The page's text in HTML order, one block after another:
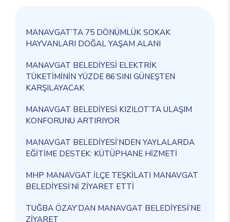
MANAVGAT’TA 75 DÖNÜMLÜK SOKAK
HAYVANLARI DOĞAL YAŞAM ALANI
MANAVGAT BELEDİYESİ ELEKTRİK
TÜKETİMİNİN YÜZDE 86’SINI GÜNEŞTEN
KARŞILAYACAK
MANAVGAT BELEDİYESİ KIZILOT’TA ULAŞIM
KONFORUNU ARTIRIYOR
MANAVGAT BELEDİYESİ’NDEN YAYLALARDA
EĞİTİME DESTEK: KÜTÜPHANE HİZMETİ
MHP MANAVGAT İLÇE TEŞKİLATI MANAVGAT
BELEDİYESİ’Nİ ZİYARET ETTİ
TUĞBA ÖZAY’DAN MANAVGAT BELEDİYESİ’NE
ZİYARET